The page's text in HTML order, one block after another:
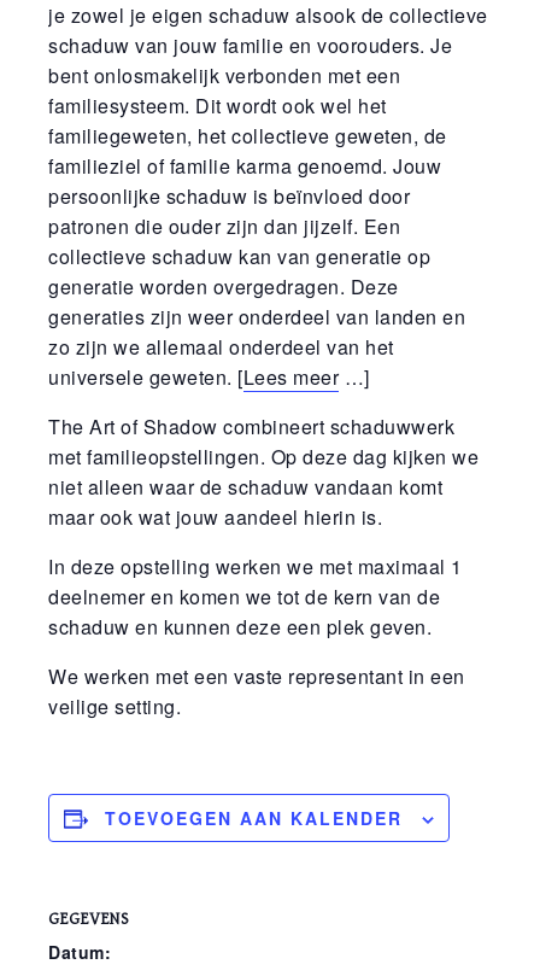
je zowel je eigen schaduw alsook de collectieve
schaduw van jouw familie en voorouders. Je
bent onlosmakelijk verbonden met een
familiesysteem. Dit wordt ook wel het
familiegeweten, het collectieve geweten, de
familieziel of familie karma genoemd. Jouw
persoonlijke schaduw is beïnvloed door
patronen die ouder zijn dan jijzelf. Een
collectieve schaduw kan van generatie op
generatie worden overgedragen. Deze
generaties zijn weer onderdeel van landen en
zo zijn we allemaal onderdeel van het
universele geweten. [Lees meer…]
The Art of Shadow combineert schaduwwerk
met familieopstellingen. Op deze dag kijken we
niet alleen waar de schaduw vandaan komt
maar ook wat jouw aandeel hierin is.
In deze opstelling werken we met maximaal 1
deelnemer en komen we tot de kern van de
schaduw en kunnen deze een plek geven.
We werken met een vaste representant in een
veilige setting.
TOEVOEGEN AAN KALENDER
GEGEVENS
Datum: